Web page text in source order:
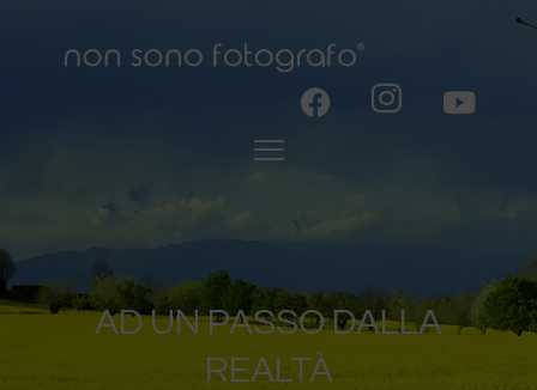
AD UN PASSO DALLA
REALTÀ